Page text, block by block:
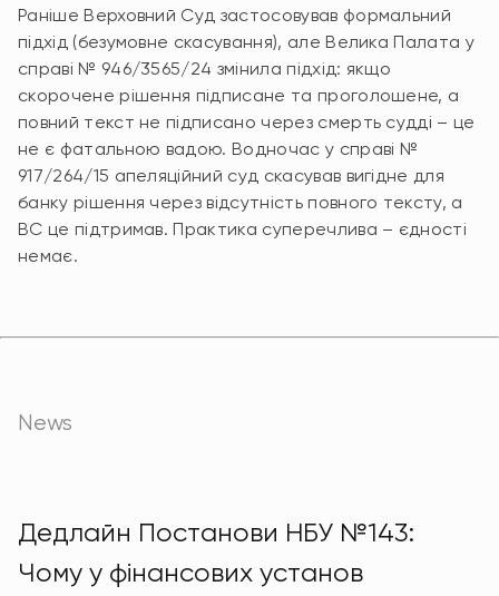
Раніше Верховний Суд застосовував формальний
підхід (безумовне скасування), але Велика Палата у
справі № 946/3565/24 змінила підхід: якщо
скорочене рішення підписане та проголошене, а
повний текст не підписано через смерть судді – це
не є фатальною вадою. Водночас у справі №
917/264/15 апеляційний суд скасував вигідне для
банку рішення через відсутність повного тексту, а
ВС це підтримав. Практика суперечлива – єдності
немає.
News
Дедлайн Постанови НБУ №143:
Чому у фінансових установ